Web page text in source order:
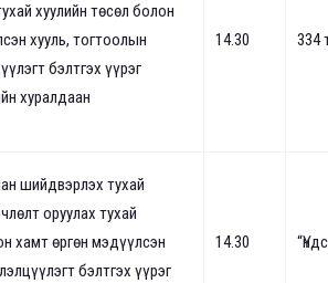
хуулийн төсөл болон
хууль, тогтоолын
бэлтгэх үүрэг
хуралдаан
14.30 334
шийдвэрлэх тухай
оруулах тухай
хамт өргөн мэдүүлсэн
бэлтгэх үүрэг
14.30